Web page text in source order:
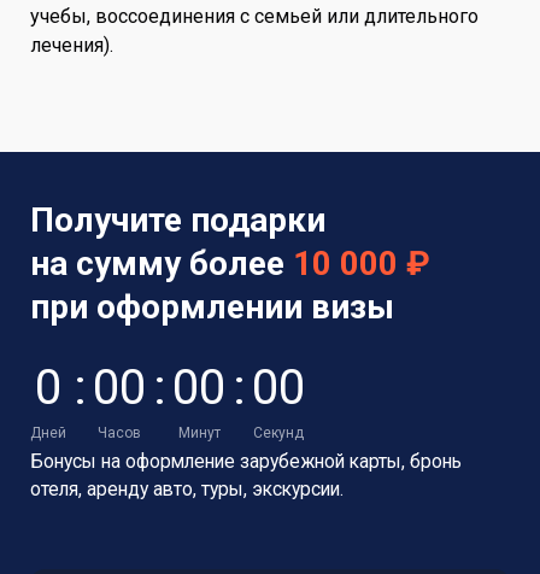
учебы, воссоединения с семьей или длительного
лечения).
Получите подарки
на сумму более 10 000 ₽
при оформлении визы
0
Дней
: 00
Часов
: 00
Минут
: 00
Секунд
Бонусы на оформление зарубежной карты, бронь
отеля, аренду авто, туры, экскурсии.